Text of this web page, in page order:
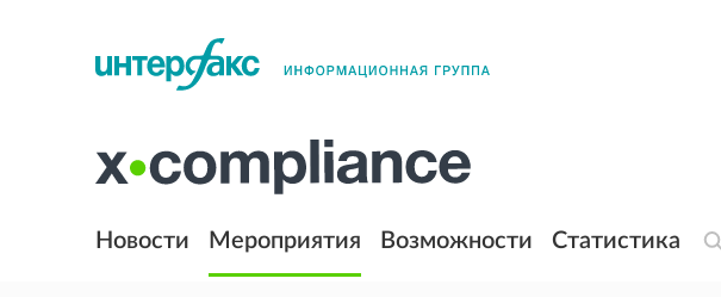
Новости Мероприятия Возможности Статистика